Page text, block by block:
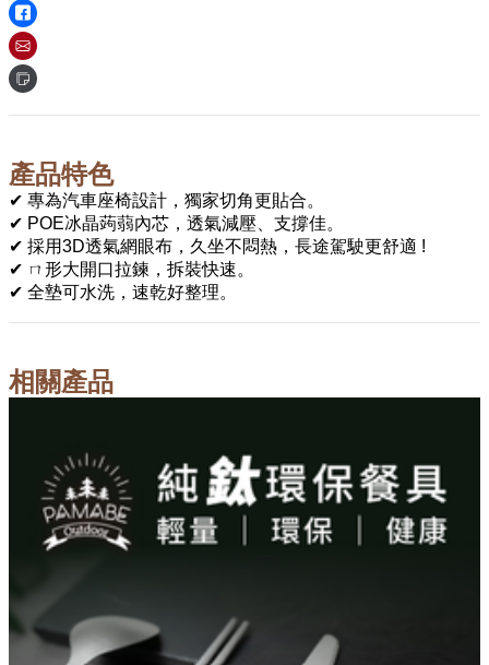
產品特色
✔ 專為汽車座椅設計，獨家切角更貼合。
✔ POE冰晶蒟蒻內芯，透氣減壓、支撐佳。
✔ 採用3D透氣網眼布，久坐不悶熱，長途駕駛更舒適 !
✔ ㄇ形大開口拉鍊，拆裝快速。
✔ 全墊可水洗，速乾好整理。
相關產品